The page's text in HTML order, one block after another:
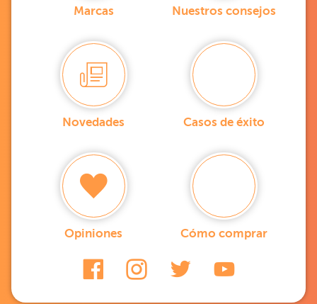
Marcas Nuestros consejos
Novedades Casos de éxito
Opiniones Cómo comprar